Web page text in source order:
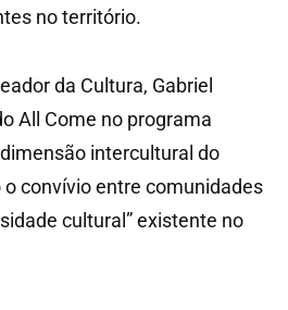
no território.
da Cultura, Gabriel
All Come no programa
intercultural do
convívio entre comunidades
cultural” existente no